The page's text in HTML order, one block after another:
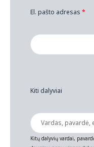
El. pašto adresas *
Kiti dalyviai
Kitų dalyvių vardai,